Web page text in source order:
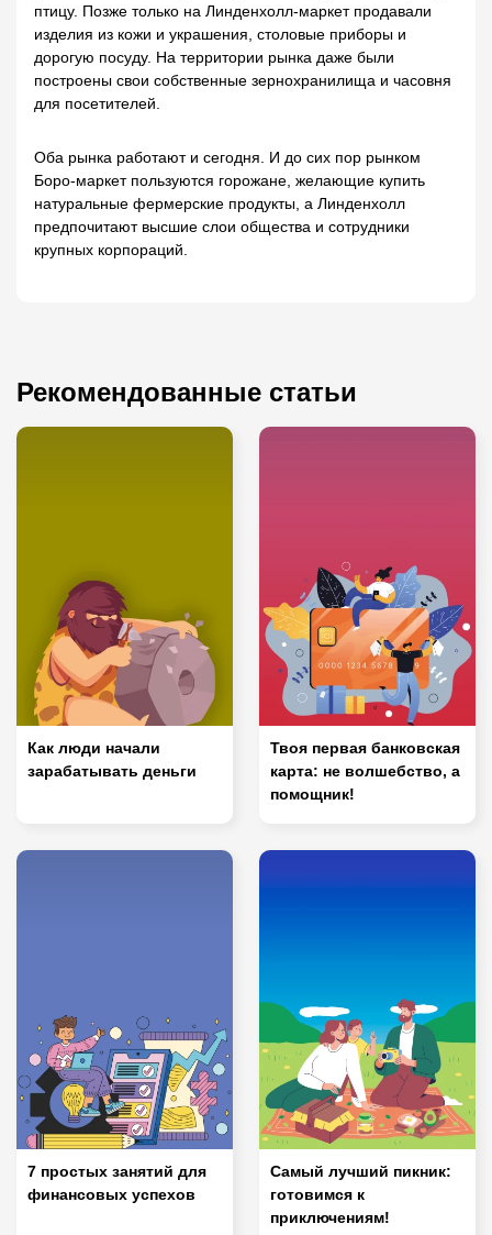
птицу. Позже только на Линденхолл-маркет продавали
изделия из кожи и украшения, столовые приборы и
дорогую посуду. На территории рынка даже были
построены свои собственные зернохранилища и часовня
для посетителей.
Оба рынка работают и сегодня. И до сих пор рынком
Боро-маркет пользуются горожане, желающие купить
натуральные фермерские продукты, а Линденхолл
предпочитают высшие слои общества и сотрудники
крупных корпораций.
Рекомендованные статьи
Как люди начали
зарабатывать деньги
Твоя первая банковская
карта: не волшебство, а
помощник!
7 простых занятий для
финансовых успехов
Самый лучший пикник:
готовимся к
приключениям!